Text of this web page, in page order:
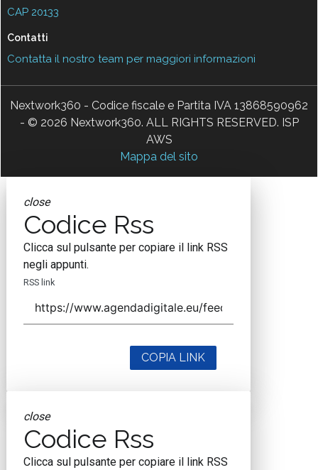
CAP 20133
Contatti
Contatta il nostro team per maggiori informazioni
Nextwork360 - Codice fiscale e Partita IVA 13868590962
- © 2026 Nextwork360. ALL RIGHTS RESERVED. ISP
AWS
Mappa del sito
close
Codice Rss
Clicca sul pulsante per copiare il link RSS
negli appunti.
RSS link
COPIA LINK
close
Codice Rss
Clicca sul pulsante per copiare il link RSS